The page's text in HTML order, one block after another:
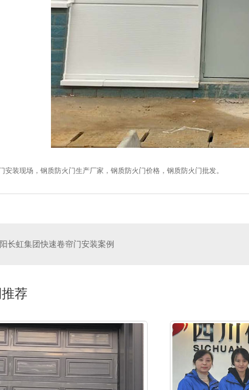
安装现场， 钢质防火门生产厂家，钢质防火门价格，钢质防火门批发。
长虹集团快速卷帘门安装案例
荐